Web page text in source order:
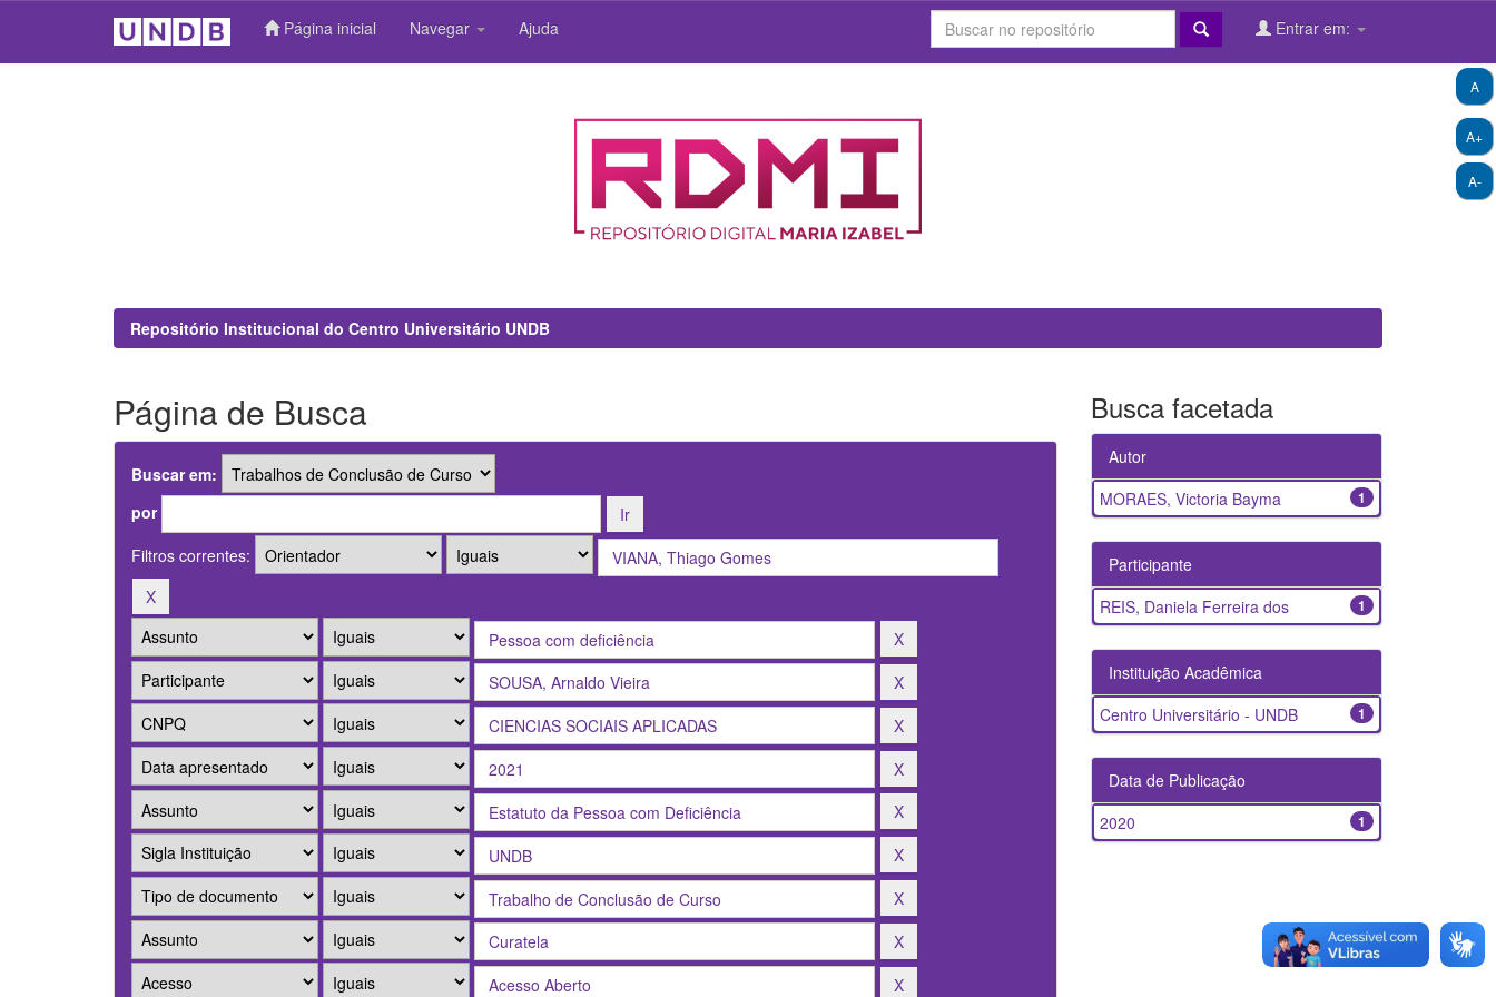
Página inicial Navegar Ajuda Entrar em:
A+
A-
A
Repositório Institucional do Centro Universitário UNDB
Página de Busca
Buscar em:
por
Filtros correntes:
Busca facetada
Autor
1
MORAES, Victoria Bayma
Participante
1
REIS, Daniela Ferreira dos
Instituição Acadêmica
1
Centro Universitário - UNDB
Data de Publicação
1
2020